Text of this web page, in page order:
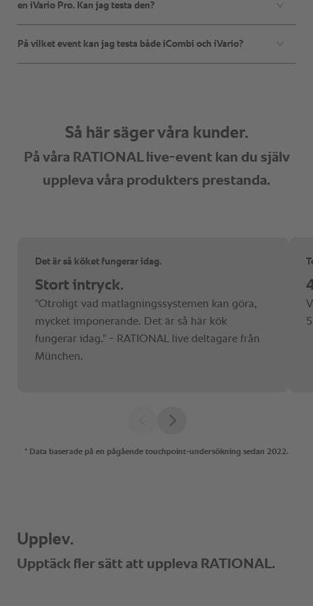
en iVario Pro. Kan jag testa den?
På vilket event kan jag testa både iCombi och iVario?